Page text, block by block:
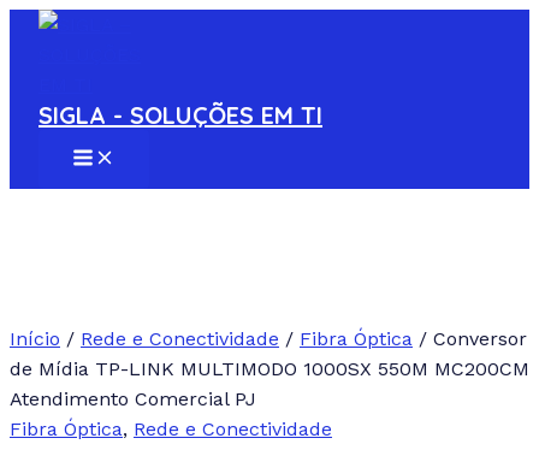
Ir
conteúdo
SIGLA - SOLUÇÕES EM TI
MAIN
Início / Rede e Conectividade / Fibra Óptica / Conversor
de Mídia TP-LINK MULTIMODO 1000SX 550M MC200CM
Atendimento Comercial PJ
Fibra Óptica, Rede e Conectividade